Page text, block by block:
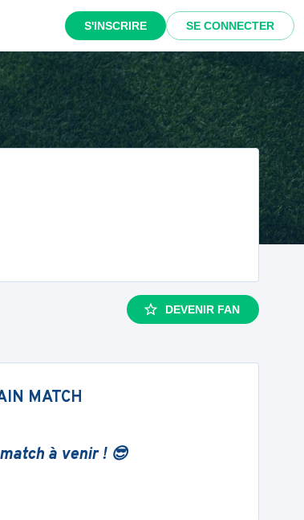
S'INSCRIRE SE CONNECTER
DEVENIR FAN
MATCH
à venir ! 😎